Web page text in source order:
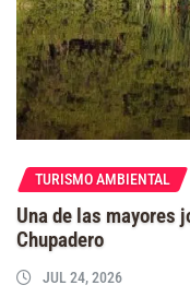
TURISMO AMBIENTAL
Una de las mayores
Chupadero
JUL 24, 2026